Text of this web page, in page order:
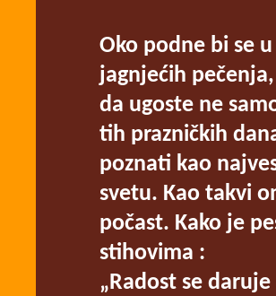
Oko podne bi se
jagnjećih
da ugoste ne
tih prazničkih
poznati kao
svetu. Kao takvi
počast. Kako je
stihovima :
„Radost se daruje